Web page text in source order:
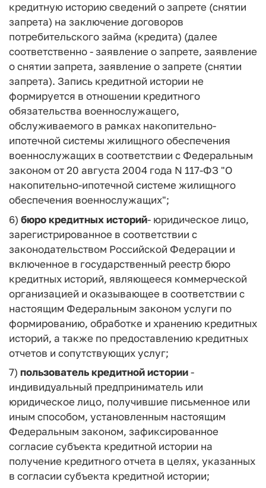
кредитную историю сведений о запрете (снятии
запрета) на заключение договоров
потребительского займа (кредита) (далее
соответственно - заявление о запрете, заявление
о снятии запрета, заявление о запрете (снятии
запрета). Запись кредитной истории не
формируется в отношении кредитного
обязательства военнослужащего,
обслуживаемого в рамках накопительно-
ипотечной системы жилищного обеспечения
военнослужащих в соответствии с Федеральным
законом от 20 августа 2004 года N 117-ФЗ "О
накопительно-ипотечной системе жилищного
обеспечения военнослужащих";
6) бюро кредитных историй- юридическое лицо,
зарегистрированное в соответствии с
законодательством Российской Федерации и
включенное в государственный реестр бюро
кредитных историй, являющееся коммерческой
организацией и оказывающее в соответствии с
настоящим Федеральным законом услуги по
формированию, обработке и хранению кредитных
историй, а также по предоставлению кредитных
отчетов и сопутствующих услуг;
7) пользователь кредитной истории-
индивидуальный предприниматель или
юридическое лицо, получившие письменное или
иным способом, установленным настоящим
Федеральным законом, зафиксированное
согласие субъекта кредитной истории на
получение кредитного отчета в целях, указанных
в согласии субъекта кредитной истории;